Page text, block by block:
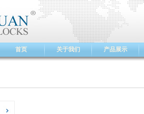
首页 关于我们 产品展示